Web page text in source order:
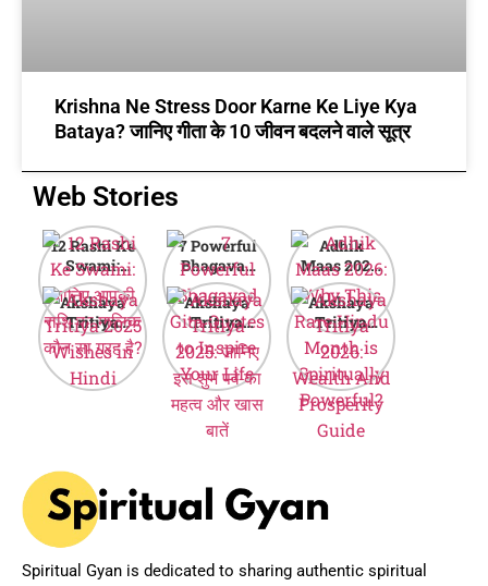
Krishna Ne Stress Door Karne Ke Liye Kya
Bataya? जानिए गीता के 10 जीवन बदलने वाले सूत्र
Web Stories
12 Rashi Ke
Swami:
जानिए आपकी
राशि का मालिक
कौन सा ग्रह है?
7 Powerful
Bhagavad
Gita Quotes
to Inspire
Your Life
Adhik
Maas 2026:
Why This
Rare Hindu
Month is
Spiritually
Powerful?
Akshaya
Tritiya
2025
Wishes in
Hindi
Akshaya
Tritiya
2025: जानिए
इस शुभ पर्व का
महत्व और खास
बातें
Akshaya
Tritiya
2026:
Wealth And
Prosperity
Guide
Spiritual Gyan is dedicated to sharing authentic spiritual